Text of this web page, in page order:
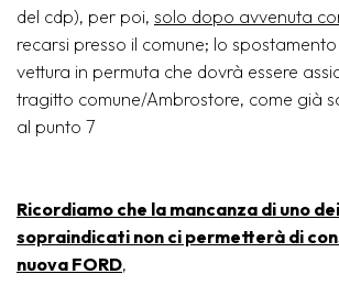
del cdp), per poi, solo dopo avvenuta
recarsi presso il comune; lo
vettura in permuta che dovrà essere
tragitto comune/Ambrostore, come già
al punto 7
Ricordiamo che la mancanza di uno
sopraindicati non ci permetterà di
nuova FORD,